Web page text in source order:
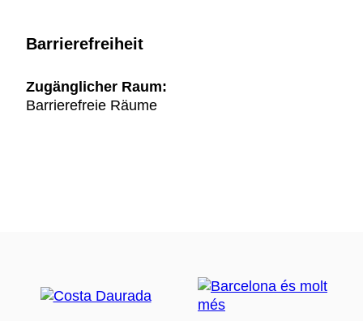
Barrierefreiheit
Zugänglicher Raum:
Barrierefreie Räume